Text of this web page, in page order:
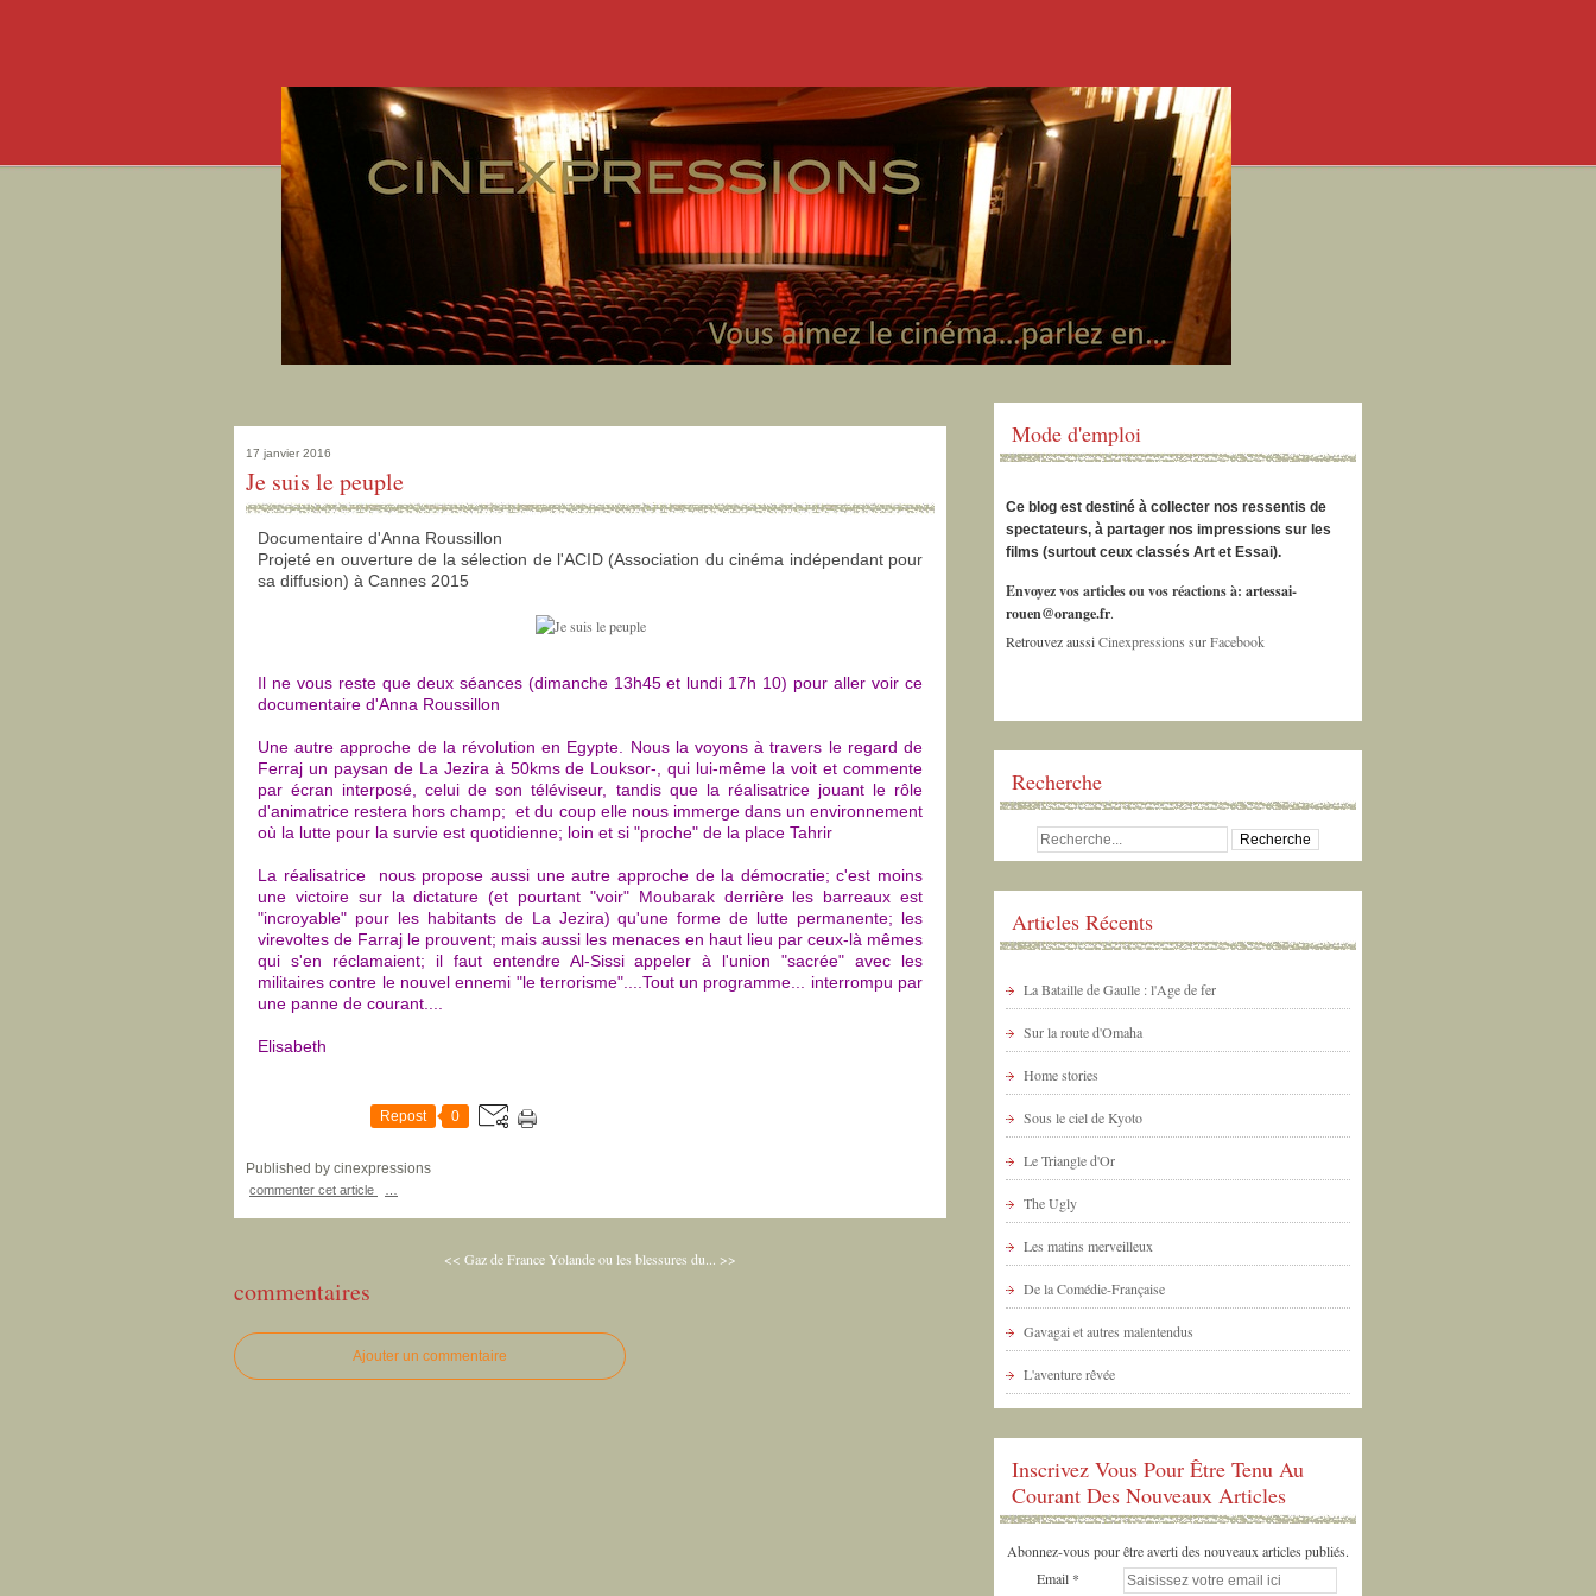
17 janvier 2016
Je suis le peuple
Documentaire d'Anna Roussillon
Projeté en ouverture de la sélection de l'ACID (Association du cinéma indépendant pour
sa diffusion) à Cannes 2015
Il ne vous reste que deux séances (dimanche 13h45 et lundi 17h 10) pour aller voir ce
documentaire d'Anna Roussillon
Une autre approche de la révolution en Egypte. Nous la voyons à travers le regard de
Ferraj un paysan de La Jezira à 50kms de Louksor-, qui lui-même la voit et commente
par écran interposé, celui de son téléviseur, tandis que la réalisatrice jouant le rôle
d'animatrice restera hors champ; et du coup elle nous immerge dans un environnement
où la lutte pour la survie est quotidienne; loin et si "proche" de la place Tahrir
La réalisatrice nous propose aussi une autre approche de la démocratie; c'est moins
une victoire sur la dictature (et pourtant "voir" Moubarak derrière les barreaux est
"incroyable" pour les habitants de La Jezira) qu'une forme de lutte permanente; les
virevoltes de Farraj le prouvent; mais aussi les menaces en haut lieu par ceux-là mêmes
qui s'en réclamaient; il faut entendre Al-Sissi appeler à l'union "sacrée" avec les
militaires contre le nouvel ennemi "le terrorisme"....Tout un programme... interrompu par
une panne de courant....
Elisabeth
Repost 0
Published by cinexpressions
commenter cet article
<< Gaz de FranceYolande ou les blessures du... >>
commentaires
Ajouter un commentaire
Mode d'emploi
Ce blog est destiné à collecter nos ressentis de
spectateurs, à partager nos impressions sur les
films (surtout ceux classés Art et Essai).
Envoyez vos articles ou vos réactions à: artessai-
rouen@orange.fr.
Retrouvez aussiCinexpressions sur Facebook
Recherche
Articles Récents
La Bataille de Gaulle : l'Age de fer
Sur la route d'Omaha
Home stories
Sous le ciel de Kyoto
Le Triangle d'Or
The Ugly
Les matins merveilleux
De la Comédie-Française
Gavagai et autres malentendus
L'aventure rêvée
Inscrivez Vous Pour Être Tenu Au
Courant Des Nouveaux Articles
Abonnez-vous pour être averti des nouveaux articles publiés.
Email